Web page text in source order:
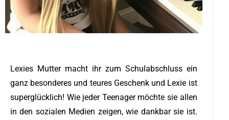
Lexies Mutter macht ihr zum Schulabschluss ein
ganz besonderes und teures Geschenk und Lexie ist
superglücklich! Wie jeder Teenager möchte sie allen
in den sozialen Medien zeigen, wie dankbar sie ist.